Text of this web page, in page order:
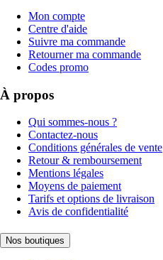
Mon compte
Centre d'aide
Suivre ma commande
Retourner ma commande
Codes promo
À propos
Qui sommes-nous ?
Contactez-nous
Conditions générales de vente
Retour & remboursement
Mentions légales
Moyens de paiement
Tarifs et options de livraison
Avis de confidentialité
Nos boutiques